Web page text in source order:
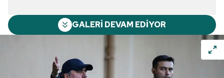
GALERİ DEVAM EDİYOR